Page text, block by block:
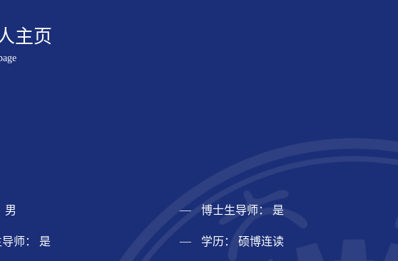
主页
男 博士生导师： 是
师： 是 学历： 硕博连读